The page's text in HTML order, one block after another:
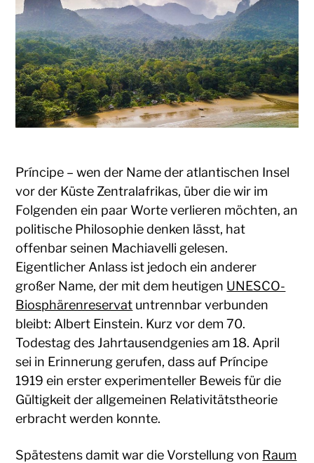
Príncipe – wen der Name der atlantischen Insel
vor der Küste Zentralafrikas, über die wir im
Folgenden ein paar Worte verlieren möchten, an
politische Philosophie denken lässt, hat
offenbar seinen Machiavelli gelesen.
Eigentlicher Anlass ist jedoch ein anderer
großer Name, der mit dem heutigen UNESCO-
Biosphärenreservat untrennbar verbunden
bleibt: Albert Einstein. Kurz vor dem 70.
Todestag des Jahrtausendgenies am 18. April
sei in Erinnerung gerufen, dass auf Príncipe
1919 ein erster experimenteller Beweis für die
Gültigkeit der allgemeinen Relativitätstheorie
erbracht werden konnte.
Spätestens damit war die Vorstellung von Raum